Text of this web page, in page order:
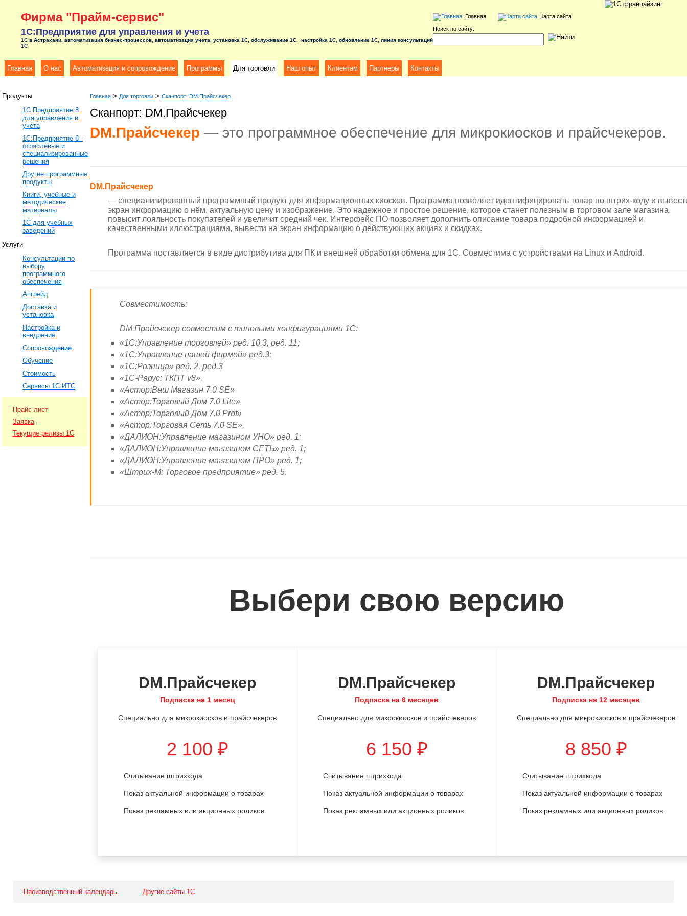
Фирма "Прайм-сервис"
1С:Предприятие для управления и учета
1С в Астрахани, автоматизация бизнес-процессов, автоматизация учета, установка 1С, обслуживание 1С, настройка 1С, обновление 1С, линия консультаций
1С
Главная
Карта сайта
Поиск по сайту:
Главная О нас Автоматизация и сопровождение Программы Для торговли Наш опыт Клиентам Партнеры Контакты
Продукты
1C:Предприятие 8
для управления и
учета
1C:Предприятие 8 -
отраслевые и
специализированные
решения
Другие программные
продукты
Книги, учебные и
методические
материалы
1С для учебных
заведений
Услуги
Консультации по
выбору
программного
обеспечения
Апгрейд
Доставка и
установка
Настройка и
внедрение
Сопровождение
Обучение
Стоимость
Сервисы 1С:ИТС
Прайс-лист
Заявка
Текущие релизы 1С
Главная > Для торговли > Сканпорт: DM.Прайсчекер
Сканпорт: DM.Прайсчекер
DM.Прайсчекер — это программное обеспечение для микрокиосков и прайсчекеров.
DM.Прайсчекер
— специализированный программный продукт для информационных киосков. Программа позволяет идентифицировать товар по штрих-коду и
экран информацию о нём, актуальную цену и изображение. Это надежное и простое решение, которое станет полезным в торговом зале магазина,
повысит лояльность покупателей и увеличит средний чек. Интерфейс ПО позволяет дополнить описание товара подробной информацией и
качественными иллюстрациями, вывести на экран информацию о действующих акциях и скидках.
Программа поставляется в виде дистрибутива для ПК и внешней обработки обмена для 1С. Совместима с устройствами на Linux и Android.
Совместимость:
DM.Прайсчекер совместим с типовыми конфигурациями 1С:
«1С:Управление торговлей» ред. 10.3, ред. 11;
«1С:Управление нашей фирмой» ред.3;
«1С:Розница» ред. 2, ред.3
«1С-Рарус: ТКПТ v8»,
«Астор:Ваш Магазин 7.0 SE»
«Астор:Торговый Дом 7.0 Lite»
«Астор:Торговый Дом 7.0 Prof»
«Астор:Торговая Сеть 7.0 SE»,
«ДАЛИОН:Управление магазином УНО» ред. 1;
«ДАЛИОН:Управление магазином СЕТЬ» ред. 1;
«ДАЛИОН:Управление магазином ПРО» ред. 1;
«Штрих-М: Торговое предприятие» ред. 5.
Выбери свою версию
DM.Прайсчекер
Подписка на 1 месяц
Специально для микрокиосков и прайсчекеров
2 100 ₽
Считывание штрихкода
Показ актуальной информации о товарах
Показ рекламных или акционных роликов
DM.Прайсчекер
Подписка на 6 месяцев
Специально для микрокиосков и прайсчекеров
6 150 ₽
Считывание штрихкода
Показ актуальной информации о товарах
Показ рекламных или акционных роликов
DM.Прайсчекер
Подписка на 12 месяцев
Специально для микрокиосков и прайсчекеров
8 850 ₽
Считывание штрихкода
Показ актуальной информации о товарах
Показ рекламных или акционных роликов
Производственный календарь Другие сайты 1С